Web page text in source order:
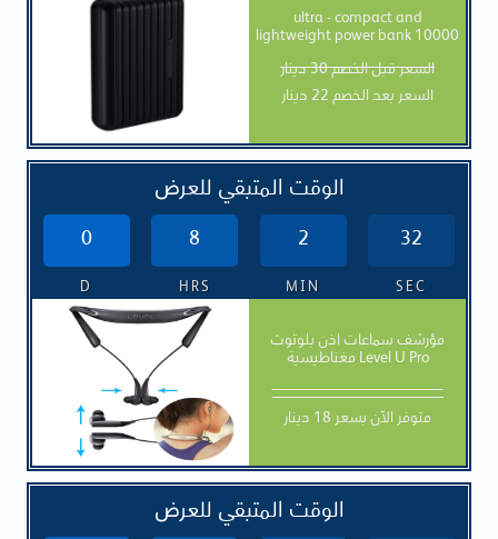
ultra - compact and
lightweight power bank 10000
السعر قبل الخصم 30 دينار
السعر بعد الخصم 22 دينار
الوقت المتبقي للعرض
0 8 2 30
D HRS MIN SEC
مؤرشف سماعات اذن بلوتوث
مغناطيسية Level U Pro
______________________
متوفر الآن بسعر 18 دينار
الوقت المتبقي للعرض